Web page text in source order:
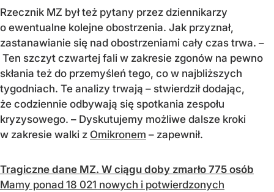
Rzecznik MZ był też pytany przez dziennikarzy
o ewentualne kolejne obostrzenia. Jak przyznał,
zastanawianie się nad obostrzeniami cały czas trwa. –
Ten szczyt czwartej fali w zakresie zgonów na pewno
skłania też do przemyśleń tego, co w najbliższych
tygodniach. Te analizy trwają – stwierdził dodając,
że codziennie odbywają się spotkania zespołu
kryzysowego. – Dyskutujemy możliwe dalsze kroki
w zakresie walki z Omikronem – zapewnił.
Tragiczne dane MZ. W ciągu doby zmarło 775 osób
Mamy ponad 18 021 nowych i potwierdzonych